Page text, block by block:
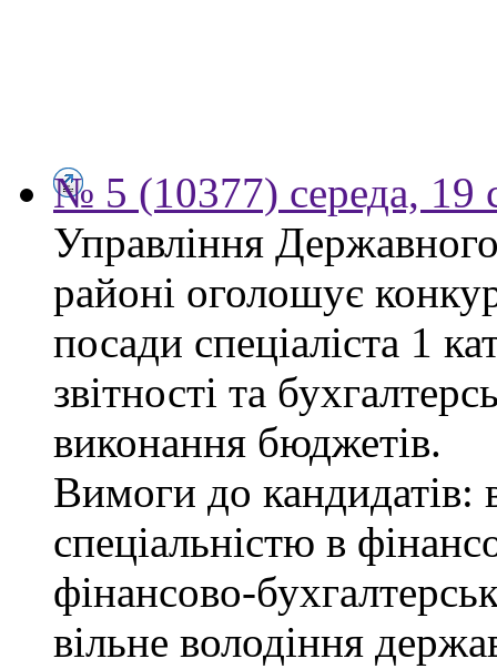
№ 5 (10377) середа, 19
Управління
районі оголошує
посади спеціаліста 1
звітності та
виконання бюджетів.
Вимоги до кандидатів:
спеціальністю в
фінансово-
вільне володіння